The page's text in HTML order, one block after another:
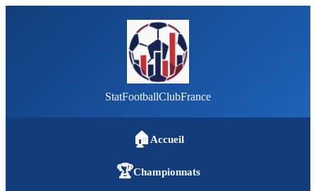
StatFootballClubFrance
🏠 Accueil
🏆Championnats